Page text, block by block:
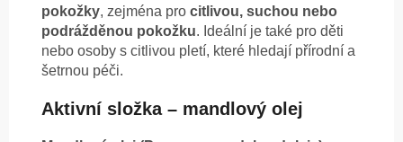
pokožky, zejména pro citlivou, suchou nebo
podrážděnou pokožku. Ideální je také pro děti
nebo osoby s citlivou pletí, které hledají přírodní a
šetrnou péči.
Aktivní složka – mandlový olej